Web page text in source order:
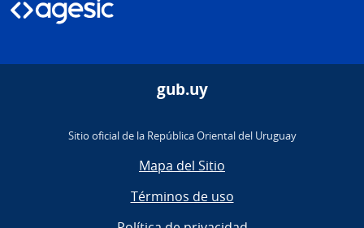
gub.uy
Sitio oficial de la República Oriental del Uruguay
Mapa del Sitio
Términos de uso